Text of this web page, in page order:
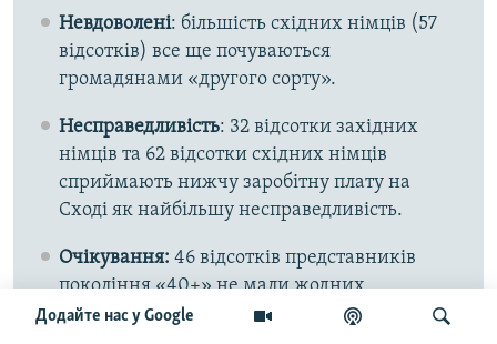
Додайте нас у Google
Невдоволені: більшість східних німців (57
відсотків) все ще почуваються
громадянами «другого сорту».
Несправедливість: 32 відсотки західних
німців та 62 відсотки східних німців
сприймають нижчу заробітну плату на
Сході як найбільшу несправедливість.
Очікування: 46 відсотків представників
покоління «40+» не мали жодних
очікувань від возз’єднання. 39 відсотків